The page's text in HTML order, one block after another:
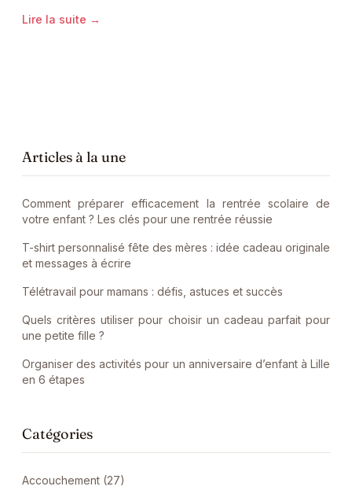
Lire la suite →
Articles à la une
Comment préparer efficacement la rentrée scolaire de
votre enfant ? Les clés pour une rentrée réussie
T-shirt personnalisé fête des mères : idée cadeau originale
et messages à écrire
Télétravail pour mamans : défis, astuces et succès
Quels critères utiliser pour choisir un cadeau parfait pour
une petite fille ?
Organiser des activités pour un anniversaire d’enfant à Lille
en 6 étapes
Catégories
Accouchement (27)